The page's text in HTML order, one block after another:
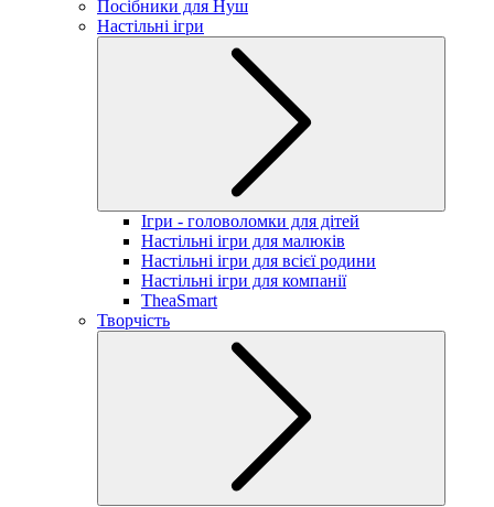
Посібники для Нуш
Настільні ігри
Ігри - головоломки для дітей
Настільні ігри для малюків
Настільні ігри для всієї родини
Настільні ігри для компанії
TheaSmart
Творчість